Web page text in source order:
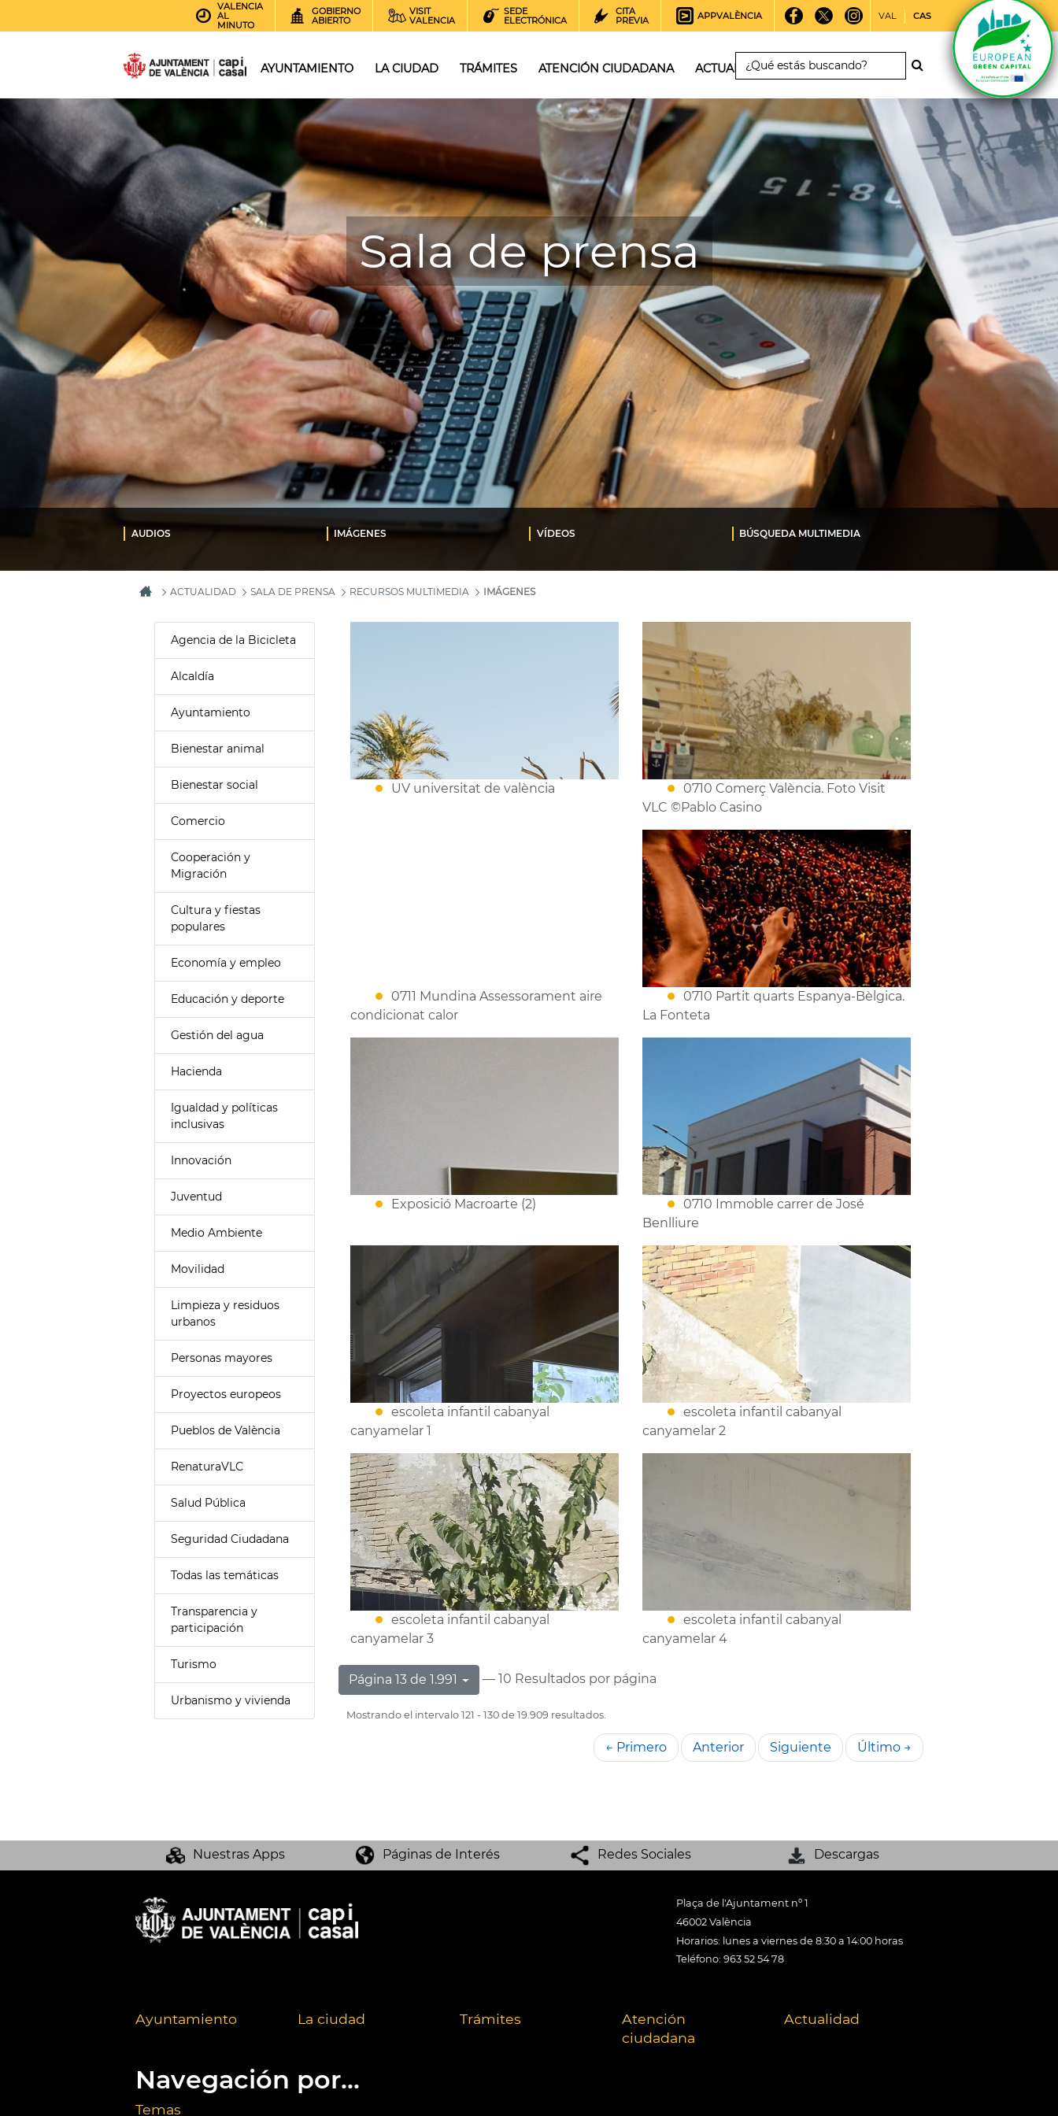
VALENCIA
AL
MINUTO
GOBIERNO
ABIERTO
VISIT
VALENCIA
SEDE
ELECTRÓNICA
CITA
PREVIA
APPVALÈNCIA VAL CAS
AYUNTAMIENTO LA CIUDAD TRÁMITES ATENCIÓN CIUDADANA ACTUALIDAD
Sala de prensa
AUDIOS IMÁGENES VÍDEOS BÚSQUEDA MULTIMEDIA
ACTUALIDAD SALA DE PRENSA RECURSOS MULTIMEDIA IMÁGENES
Agencia de la Bicicleta
Alcaldía
Ayuntamiento
Bienestar animal
Bienestar social
Comercio
Cooperación y
Migración
Cultura y fiestas
populares
Economía y empleo
Educación y deporte
Gestión del agua
Hacienda
Igualdad y políticas
inclusivas
Innovación
Juventud
Medio Ambiente
Movilidad
Limpieza y residuos
urbanos
Personas mayores
Proyectos europeos
Pueblos de València
RenaturaVLC
Salud Pública
Seguridad Ciudadana
Todas las temáticas
Transparencia y
participación
Turismo
Urbanismo y vivienda
UV universitat de valència
0710 Comerç València. Foto Visit
VLC ©Pablo Casino
0711 Mundina Assessorament aire
condicionat calor
0710 Partit quarts Espanya-Bèlgica.
La Fonteta
Exposició Macroarte (2)
0710 Immoble carrer de José
Benlliure
escoleta infantil cabanyal
canyamelar 1
escoleta infantil cabanyal
canyamelar 2
escoleta infantil cabanyal
canyamelar 3
escoleta infantil cabanyal
canyamelar 4
Página 13 de 1.991 — 10 Resultados por página
Mostrando el intervalo 121 - 130 de 19.909 resultados.
← Primero Anterior Siguiente Último →
Nuestras Apps Páginas de Interés Redes Sociales Descargas
Plaça de l'Ajuntament nº 1
46002 València
Horarios: lunes a viernes de 8:30 a 14:00 horas
Teléfono: 963 52 54 78
Ayuntamiento La ciudad Trámites
Atención
ciudadana
Actualidad
Navegación por...
Temas